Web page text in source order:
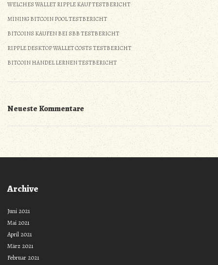
WELCHES WALLET RIPPLE KAUF TESTBERICHT
MINING BITCOIN POOL TESTBERICHT
BITCOINS KAUFEN BEI SBB TESTBERICHT
RIPPLE DESKTOP WALLET COSTS TESTBERICHT
BITCOIN HANDEL LERNEN TESTBERICHT
Neueste Kommentare
Archive
Juni 2021
Mai 2021
April 2021
März 2021
Februar 2021